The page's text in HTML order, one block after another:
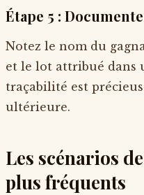
Étape 5 :
Notez le nom du
et le lot attribué dans
traçabilité est
ultérieure.
Les scénarios
plus fréquents